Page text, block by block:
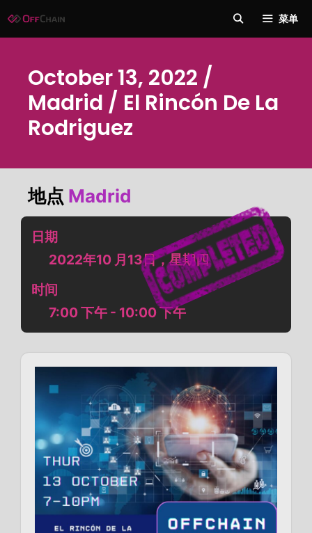
至
菜单
October 13, 2022 /
Madrid / El Rincón De La
Rodriguez
地点 Madrid
日期
2022年10 月13日，星期四
时间
7:00 下午 - 10:00 下午